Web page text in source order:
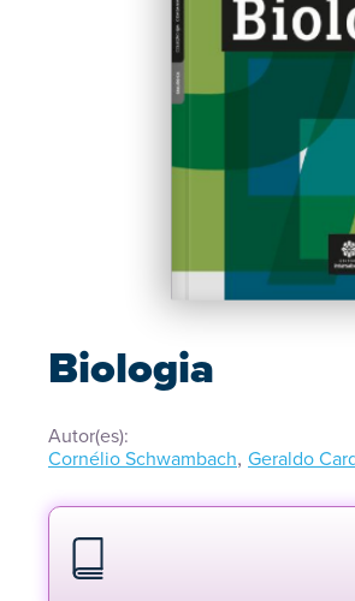
Biologia
Autor(es):
Cornélio Schwambach, Geraldo